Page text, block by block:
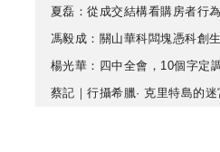
夏磊：從成交結構看購房者行
馮毅成：關山華科闆塊憑科創
楊光華：四中全會，10個字定
蔡記｜行攝希臘· 克里特島的迷